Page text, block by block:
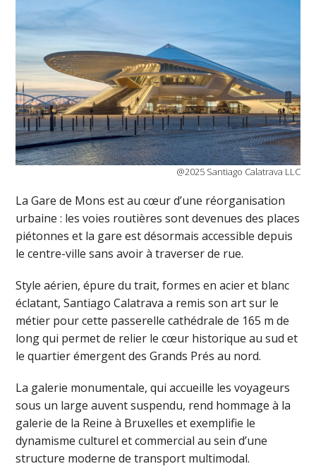
@2025 Santiago Calatrava LLC
La Gare de Mons est au cœur d’une réorganisation
urbaine : les voies routières sont devenues des places
piétonnes et la gare est désormais accessible depuis
le centre-ville sans avoir à traverser de rue.
Style aérien, épure du trait, formes en acier et blanc
éclatant, Santiago Calatrava a remis son art sur le
métier pour cette passerelle cathédrale de 165 m de
long qui permet de relier le cœur historique au sud et
le quartier émergent des Grands Prés au nord.
La galerie monumentale, qui accueille les voyageurs
sous un large auvent suspendu, rend hommage à la
galerie de la Reine à Bruxelles et exemplifie le
dynamisme culturel et commercial au sein d’une
structure moderne de transport multimodal.